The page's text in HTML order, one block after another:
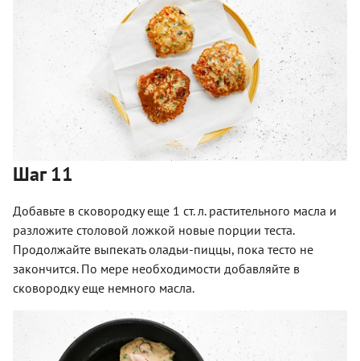
Шаг 11
Добавьте в сковородку еще 1 ст. л. растительного масла и
разложите столовой ложкой новые порции теста.
Продолжайте выпекать оладьи-пиццы, пока тесто не
закончится. По мере необходимости добавляйте в
сковородку еще немного масла.